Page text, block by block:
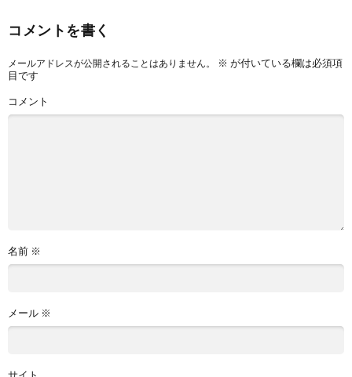
コメントを書く
メールアドレスが公開されることはありません。 ※ が付いている欄は必須項
目です
コメント
名前 ※
メール ※
サイト